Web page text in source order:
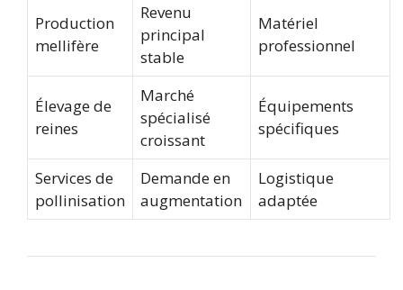
Production
mellifère
Revenu
principal
stable
Matériel
professionnel
Élevage de
reines
Marché
spécialisé
croissant
Équipements
spécifiques
Services de
pollinisation
Demande en
augmentation
Logistique
adaptée